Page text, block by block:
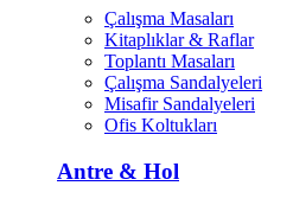
Çalışma Masaları
Kitaplıklar & Raflar
Toplantı Masaları
Çalışma Sandalyeleri
Misafir Sandalyeleri
Ofis Koltukları
Antre & Hol